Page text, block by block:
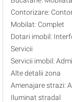
Contorizare:
Mobilat: Complet
Dotari imobil:
Servicii
Servicii imobil:
Alte detalii zona
Amenajare strazi:
Iluminat stradal